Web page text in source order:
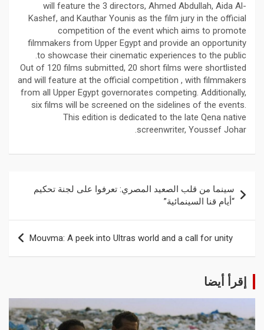
will feature the 3 directors, Ahmed Abdullah, Aida Al-
Kashef, and Kauthar Younis as the film jury in the official
competition of the event which aims to promote
filmmakers from Upper Egypt and provide an opportunity
to showcase their cinematic experiences to the public.
Out of 120 films submitted, 20 short films were shortlisted
and will feature at the official competition , with filmmakers
from all Upper Egypt governorates competing. Additionally,
six films will be screened on the sidelines of the events.
This edition is dedicated to the late Qena native
screenwriter, Youssef Johar.
سينما من قلب الصعيد المصري: تعرفوا على لجنة تحكيم
“أيام قنا السينمائية”
Mouvma: A peek into Ultras world and a call for unity
إقرأ أيضا